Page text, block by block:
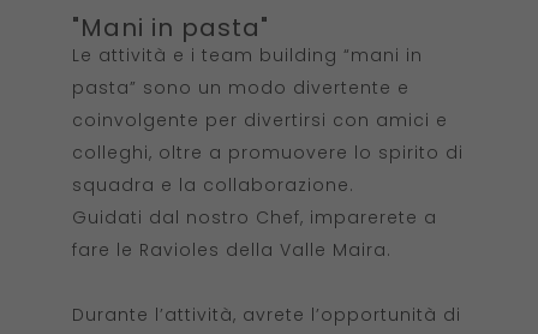
"Mani in pasta"
Le attività e i team building “mani in
pasta” sono un modo divertente e
coinvolgente per divertirsi con amici e
colleghi, oltre a promuovere lo spirito di
squadra e la collaborazione.
Guidati dal nostro Chef, imparerete a
fare le Ravioles della Valle Maira.
Durante l’attività, avrete l’opportunità di